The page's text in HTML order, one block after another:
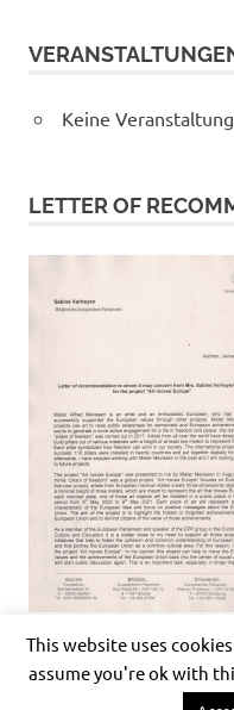
Keine
LETTER OF
This website uses
assume you're ok with